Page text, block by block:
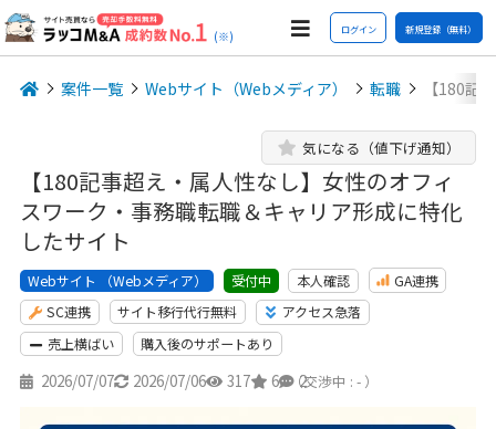
(※) ログイン 新規登録（無料）
案件一覧 Webサイト（Webメディア） 転職 【180記
【180記事超え・属人性なし】女性のオフィ
スワーク・事務職転職＆キャリア形成に特化
したサイト
気になる（値下げ通知）
Webサイト （Webメディア） 受付中 本人確認
GA連携
SC連携
サイト移行代行無料
アクセス急落
売上横ばい
購入後のサポートあり
2026/07/07 2026/07/06 317 6 2
（交渉中 : - ）